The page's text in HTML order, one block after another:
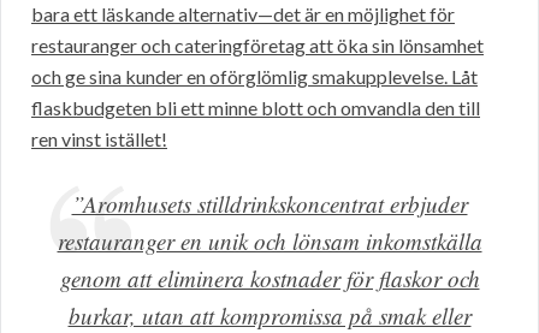
bara ett läskande alternativ—det är en möjlighet för
restauranger och cateringföretag att öka sin lönsamhet
och ge sina kunder en oförglömlig smakupplevelse. Låt
flaskbudgeten bli ett minne blott och omvandla den till
ren vinst istället!
”Aromhusets stilldrinkskoncentrat erbjuder
restauranger en unik och lönsam inkomstkälla
genom att eliminera kostnader för flaskor och
burkar, utan att kompromissa på smak eller